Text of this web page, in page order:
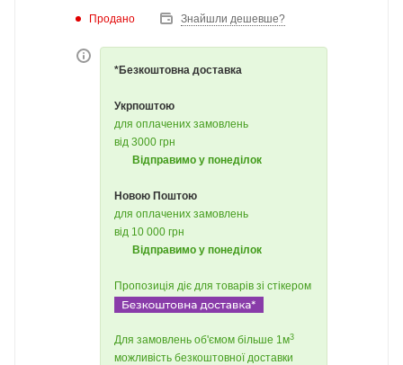
Продано Знайшли дешевше?
*Безкоштовна доставка
Укрпоштою
для оплачених замовлень
від 3000 грн
Відправимо у понеділок
Новою Поштою
для оплачених замовлень
від 10 000 грн
Відправимо у понеділок
Пропозиція діє для товарів зі стікером
Для замовлень об'ємом більше 1м3
можливість безкоштовної доставки